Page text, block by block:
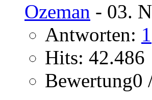
Ozeman - 03.
Antworten: 1
Hits: 42.486
Bewertung0